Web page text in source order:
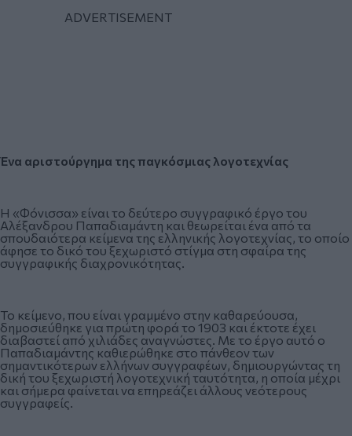
Ένα αριστούργημα της παγκόσμιας λογοτεχνίας
Η «Φόνισσα» είναι το δεύτερο συγγραφικό έργο του
Αλέξανδρου Παπαδιαμάντη και θεωρείται ένα από τα
σπουδαιότερα κείμενα της ελληνικής λογοτεχνίας, το οποίο
άφησε το δικό του ξεχωριστό στίγμα στη σφαίρα της
συγγραφικής διαχρονικότητας.
Το κείμενο, που είναι γραμμένο στην καθαρεύουσα,
δημοσιεύθηκε για πρώτη φορά το 1903 και έκτοτε έχει
διαβαστεί από χιλιάδες αναγνώστες. Με το έργο αυτό ο
Παπαδιαμάντης καθιερώθηκε στο πάνθεον των
σημαντικότερων ελλήνων συγγραφέων, δημιουργώντας τη
δική του ξεχωριστή λογοτεχνική ταυτότητα, η οποία μέχρι
και σήμερα φαίνεται να επηρεάζει άλλους νεότερους
συγγραφείς.